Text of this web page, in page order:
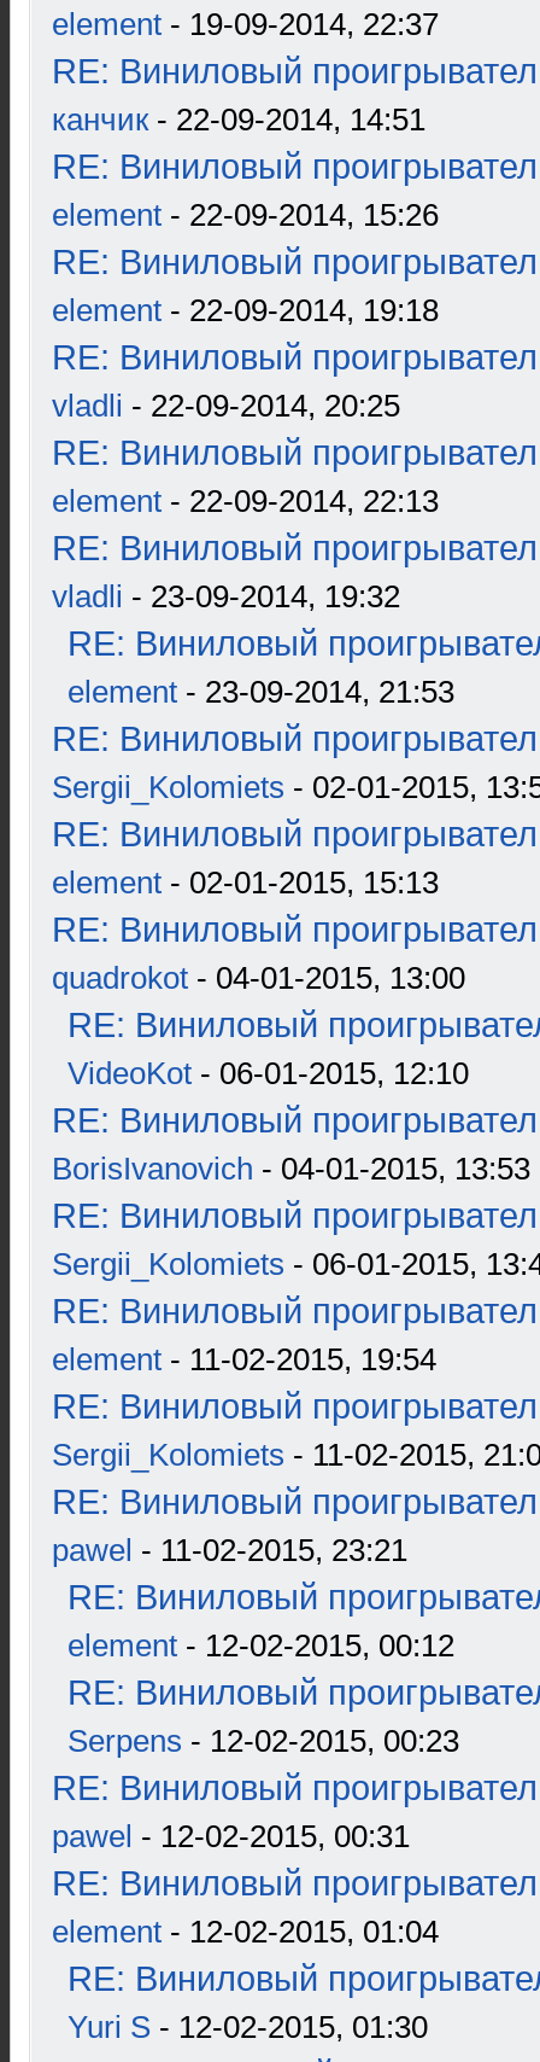
element - 19-09-2014, 22:37
RE: Виниловый
канчик- 22-09-2014, 14:51
RE: Виниловый
element - 22-09-2014, 15:26
RE: Виниловый
element - 22-09-2014, 19:18
RE: Виниловый
vladli - 22-09-2014, 20:25
RE: Виниловый
element - 22-09-2014, 22:13
RE: Виниловый
vladli - 23-09-2014, 19:32
RE: Виниловый
element - 23-09-2014, 21:53
RE: Виниловый
Sergii_Kolomiets - 02-01-2015,
RE: Виниловый
element - 02-01-2015, 15:13
RE: Виниловый
quadrokot - 04-01-2015, 13:00
RE: Виниловый
VideoKot - 06-01-2015, 12:10
RE: Виниловый
BorisIvanovich - 04-01-2015, 13:53
RE: Виниловый
Sergii_Kolomiets - 06-01-2015,
RE: Виниловый
element - 11-02-2015, 19:54
RE: Виниловый
Sergii_Kolomiets - 11-02-2015,
RE: Виниловый
pawel - 11-02-2015, 23:21
RE: Виниловый
element - 12-02-2015, 00:12
RE: Виниловый
Serpens - 12-02-2015, 00:23
RE: Виниловый
pawel - 12-02-2015, 00:31
RE: Виниловый
element - 12-02-2015, 01:04
RE: Виниловый
Yuri S - 12-02-2015, 01:30